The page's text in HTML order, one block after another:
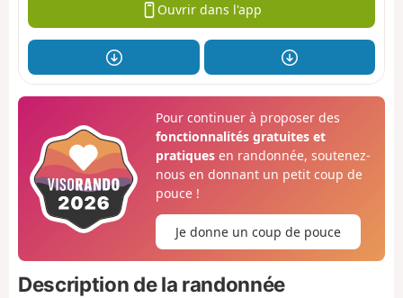
Ouvrir dans l'app
Pour continuer à proposer des
fonctionnalités gratuites et
pratiquesen randonnée, soutenez-
nous en donnant un petit coup de
pouce !
Je donne un coup de pouce
Description de la randonnée